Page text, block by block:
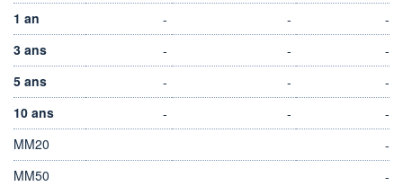
1 an
- -
-
3 ans
- -
-
5 ans
- -
-
10 ans
- -
-
MM20
-
MM50
-